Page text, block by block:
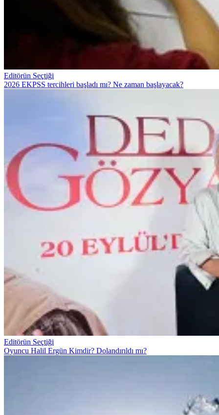
Editörün Seçtiği
2026 EKPSS tercihleri başladı mı? Ne zaman başlayacak?
Editörün Seçtiği
Oyuncu Halil Ergün Kimdir? Dolandırıldı mı?